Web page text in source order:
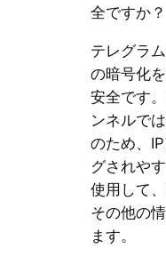
全ですか？
テレグラ
の暗号化
安全です
ンネルで
のため、
グされや
使用して
その他の
ます。